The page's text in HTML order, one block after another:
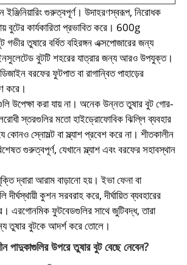
ইঞ্জিনিয়ারিং গুরুত্বপূর্ণ। উদাহরণস্বরূপ, নিরোধক
বুটের কার্যকারিতা প্রভাবিত করে। 600g
তুষারে বর্ধিত বহিরঙ্গন এক্সপোজারের জন্য
বুটটি শহরের যাত্রার জন্য আরও উপযুক্ত।
বরফের ফুটপাত বা রাগান্বিত পাহাড়ের
করে।
উপেক্ষা করা যায় না। অনেক উন্নত তুষার বুট গোর-
স্তরগুলির মতো হাইড্রোফোবিক ঝিল্লি ব্যবহার
কোনও স্নোমল্ট বা স্ল্যাশ প্রবেশ করে না। শীতকালীন
গুরুত্বপূর্ণ, যেখানে স্ল্যাশ এবং বরফের সহাবস্থান
দ্বারা আরাম বাড়ানো হয়। ইভা ফেনা বা
কুশন সরবরাহ করে, দীর্ঘায়িত ব্যবহারের
এরগোনমিক ফুটবেডগুলির সাথে জুটিবদ্ধ, তারা
তুষার বুটকে আদর্শ করে তোলে।
পাদুকাগুলির উপরে তুষার বুট বেছে নেবেন?